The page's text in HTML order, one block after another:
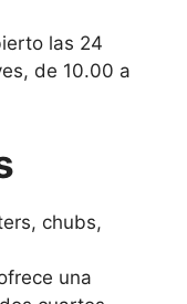
las 24
de 10.00 a
chubs,
una